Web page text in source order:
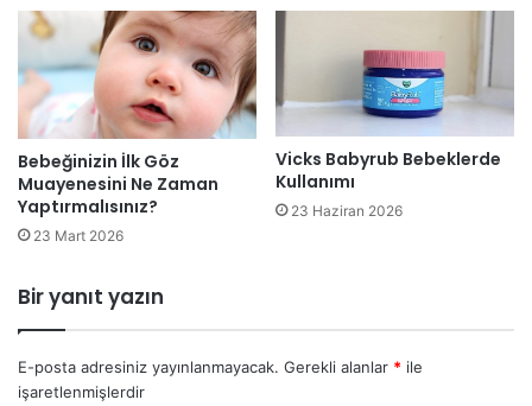
Bebeğinizin İlk Göz
Muayenesini Ne Zaman
Yaptırmalısınız?
23 Mart 2026
Vicks Babyrub Bebeklerde
Kullanımı
23 Haziran 2026
Bir yanıt yazın
E-posta adresiniz yayınlanmayacak. Gerekli alanlar * ile
işaretlenmişlerdir